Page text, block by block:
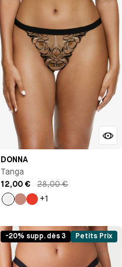
DONNA
Tanga
12,00 €
28,00 €
+1
-20% supp. dès 3 Petits Prix